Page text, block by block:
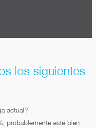
los siguientes
actual?
probablemente esté bien: